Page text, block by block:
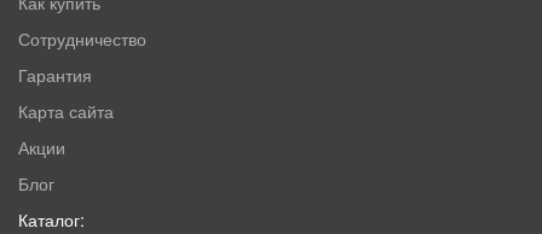
Сотрудничество
Гарантия
Карта сайта
Акции
Блог
Каталог: